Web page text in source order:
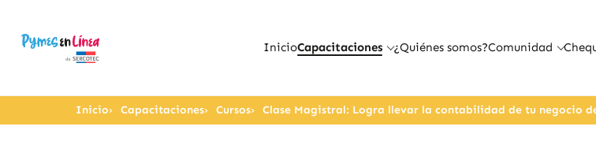
InicioCapacitaciones ¿Quiénes somos?Comunidad
Inicio Capacitaciones Cursos Clase Magistral: Logra llevar la contabilidad de tu negocio